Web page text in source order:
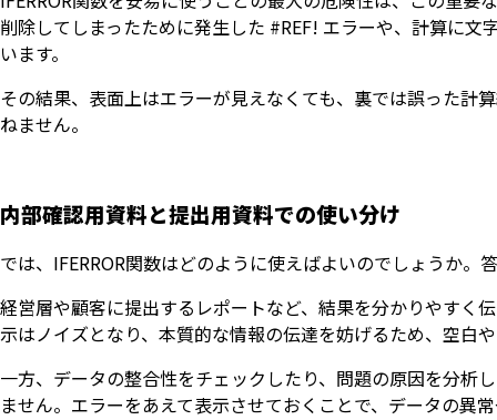
削除してしまったために発生した #REF! エラーや、計算に文
います。
その結果、表面上はエラーが見えなくても、裏では誤った計
ねません。
内部確認用資料と提出用資料での使い分け
では、IFERROR関数はどのように使えばよいのでしょうか
経営層や顧客に提出するレポートなど、結果を分かりやすく
示はノイズとなり、本質的な情報の伝達を妨げるため、空白
一方、データの整合性をチェックしたり、問題の原因を分析
ません。エラーをあえて表示させておくことで、データの異